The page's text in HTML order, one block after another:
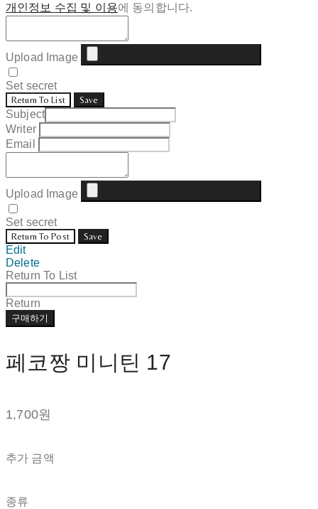
개인정보 수집 및 이용에 동의합니다.
Upload Image
Set secret
Return To List Save
Subject
Writer
Email
Upload Image
Set secret
Return To Post Save
Edit
Delete
Return To List
Return
구매하기
페코짱 미니틴 17
1,700원
추가 금액
종류